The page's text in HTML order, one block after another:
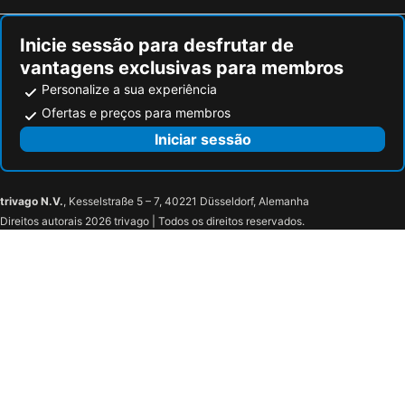
Inicie sessão para desfrutar de
vantagens exclusivas para membros
Personalize a sua experiência
Ofertas e preços para membros
Iniciar sessão
trivago N.V., Kesselstraße 5 – 7, 40221 Düsseldorf, Alemanha
Direitos autorais 2026 trivago | Todos os direitos reservados.